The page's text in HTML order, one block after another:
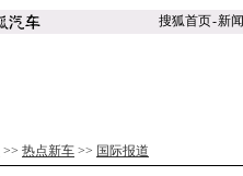
搜狐首页-新闻
>> 热点新车 >> 国际报道